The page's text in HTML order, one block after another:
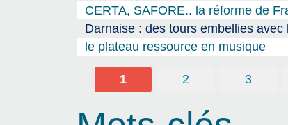
CERTA, SAFORE.. la réforme de
Darnaise : des tours embellies avec
le plateau ressource en musique
1 2 3